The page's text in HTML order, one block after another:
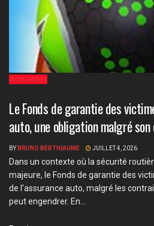
Actualités
Le Fonds de garantie des
auto, une obligation malgré
BY BRUNO BERTHIAUME JUILLET 4, 2026
Dans un contexte où la sécurité
majeure, le Fonds de garantie des
de l'assurance auto, malgré les
peut engendrer. En...